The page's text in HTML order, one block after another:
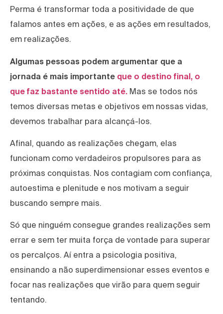
Perma é transformar toda a positividade de que
falamos antes em ações, e as ações em resultados,
em realizações.
Algumas pessoas podem argumentar que a
jornada é mais importante que o destino final, o
que faz bastante sentido até. Mas se todos nós
temos diversas metas e objetivos em nossas vidas,
devemos trabalhar para alcançá-los.
Afinal, quando as realizações chegam, elas
funcionam como verdadeiros propulsores para as
próximas conquistas. Nos contagiam com confiança,
autoestima e plenitude e nos motivam a seguir
buscando sempre mais.
Só que ninguém consegue grandes realizações sem
errar e sem ter muita força de vontade para superar
os percalços. Aí entra a psicologia positiva,
ensinando a não superdimensionar esses eventos e
focar nas realizações que virão para quem seguir
tentando.